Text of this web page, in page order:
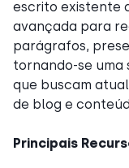
escrito existente
avançada para
parágrafos,
tornando-se uma
que buscam
de blog e
Principais